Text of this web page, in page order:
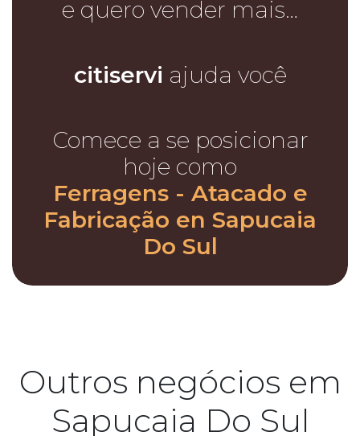
e quero vender mais…
citiservi ajuda você
Comece a se posicionar
hoje como
Ferragens - Atacado e
Fabricação en Sapucaia
Do Sul
Outros negócios em
Sapucaia Do Sul